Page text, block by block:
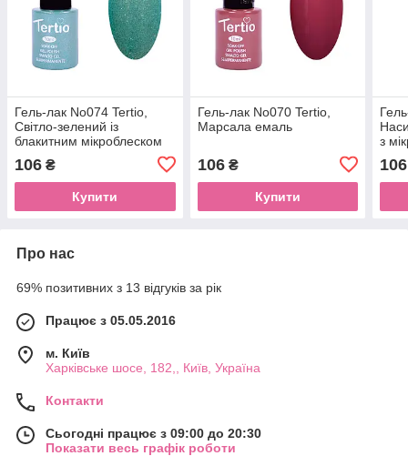
Гель-лак No074 Tertio,
Світло-зелений із
блакитним мікроблеском
106 ₴
Купити
Гель-лак No070 Tertio,
Марсала емаль
106₴
Купити
з
106
Про нас
69% позитивних з 13 відгуків за рік
Працює з 05.05.2016
м. Київ
Харківське шосе, 182,, Київ, Україна
Контакти
Сьогодні працює з 09:00 до 20:30
Показати весь графік роботи